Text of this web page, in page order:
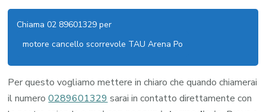
Chiama 02 89601329 per
motore cancello scorrevole TAU Arena Po
Per questo vogliamo mettere in chiaro che quando chiamerai
il numero0289601329 sarai in contatto direttamente con